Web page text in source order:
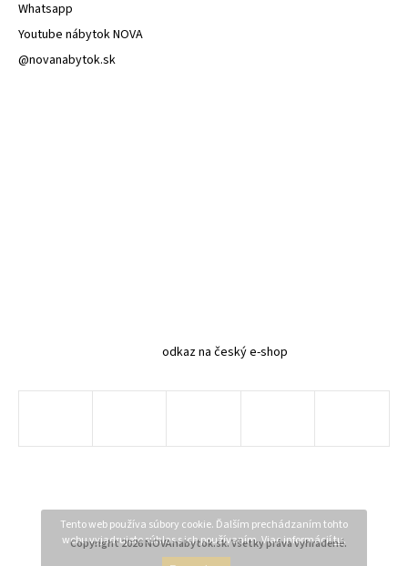
Tento web používa súbory cookie. Ďalším prechádzaním tohto
webu vyjadrujete súhlas s ich používaním. Viac informáciítu.
Whatsapp
Youtube nábytok NOVA
@novanabytok.sk
odkaz na český e-shop
Copyright 2026NOVAnabytok.sk. Všetky práva vyhradené.